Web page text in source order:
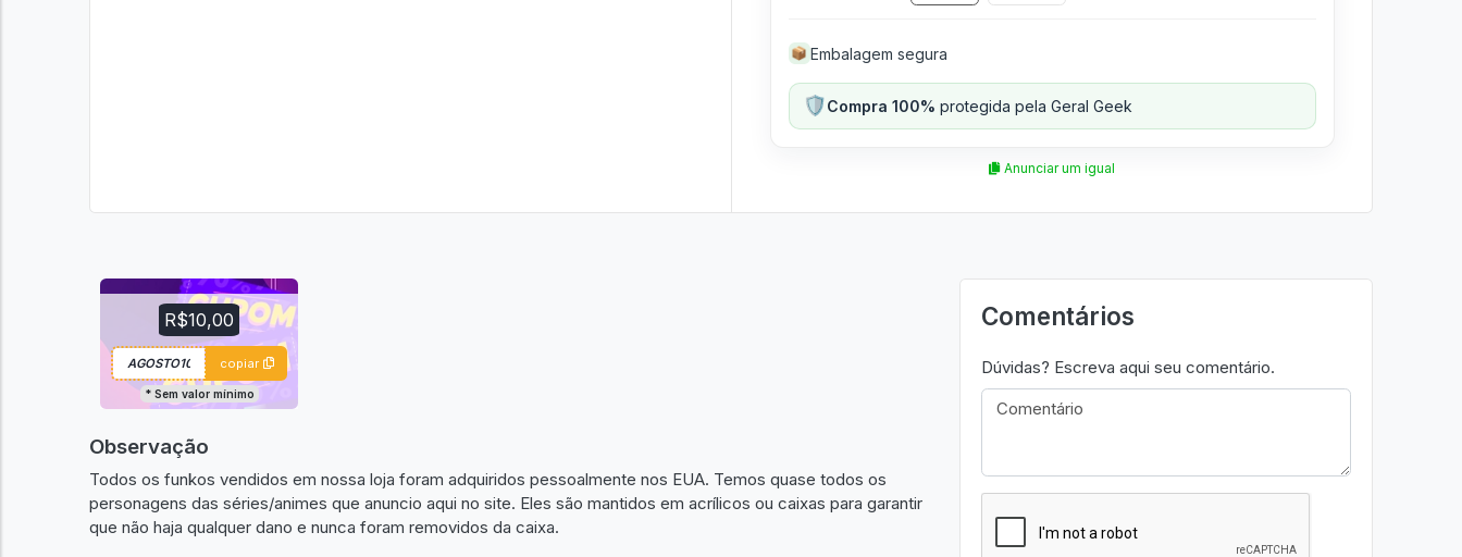
📦 Embalagem segura
🛡️Compra 100% protegida pela Geral Geek
Anunciar um igual
R$10,00
copiar
* Sem valor mínimo
Observação
Todos os funkos vendidos em nossa loja foram adquiridos pessoalmente nos EUA. Temos quase todos os
personagens das séries/animes que anuncio aqui no site. Eles são mantidos em acrílicos ou caixas para garantir
que não haja qualquer dano e nunca foram removidos da caixa.
Comentários
Dúvidas? Escreva aqui seu comentário.